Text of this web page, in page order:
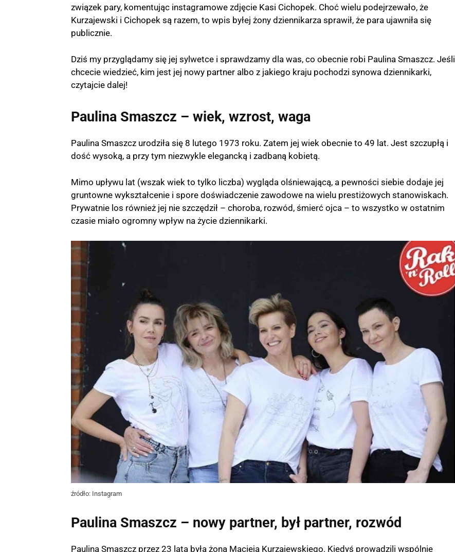
związek pary, komentując instagramowe zdjęcie Kasi Cichopek. Choć wielu podejrzewało, że
Kurzajewski i Cichopek są razem, to wpis byłej żony dziennikarza sprawił, że para ujawniła się
publicznie.
Dziś my przyglądamy się jej sylwetce i sprawdzamy dla was, co obecnie robi Paulina Smaszcz. Jeśli
chcecie wiedzieć, kim jest jej nowy partner albo z jakiego kraju pochodzi synowa dziennikarki,
czytajcie dalej!
Paulina Smaszcz – wiek, wzrost, waga
Paulina Smaszcz urodziła się 8 lutego 1973 roku. Zatem jej wiek obecnie to 49 lat. Jest szczupłą i
dość wysoką, a przy tym niezwykle elegancką i zadbaną kobietą.
Mimo upływu lat (wszak wiek to tylko liczba) wygląda olśniewającą, a pewności siebie dodaje jej
gruntowne wykształcenie i spore doświadczenie zawodowe na wielu prestiżowych stanowiskach.
Prywatnie los również jej nie szczędził – choroba, rozwód, śmierć ojca – to wszystko w ostatnim
czasie miało ogromny wpływ na życie dziennikarki.
źródło: Instagram
Paulina Smaszcz – nowy partner, był partner, rozwód
Paulina Smaszcz przez 23 lata była żoną Macieja Kurzajewskiego. Kiedyś prowadzili wspólnie